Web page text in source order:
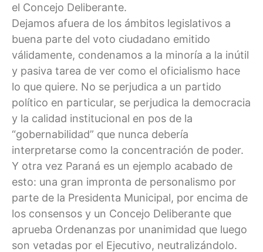
el Concejo Deliberante.
Dejamos afuera de los ámbitos legislativos a
buena parte del voto ciudadano emitido
válidamente, condenamos a la minoría a la inútil
y pasiva tarea de ver como el oficialismo hace
lo que quiere. No se perjudica a un partido
político en particular, se perjudica la democracia
y la calidad institucional en pos de la
“gobernabilidad” que nunca debería
interpretarse como la concentración de poder.
Y otra vez Paraná es un ejemplo acabado de
esto: una gran impronta de personalismo por
parte de la Presidenta Municipal, por encima de
los consensos y un Concejo Deliberante que
aprueba Ordenanzas por unanimidad que luego
son vetadas por el Ejecutivo, neutralizándolo.